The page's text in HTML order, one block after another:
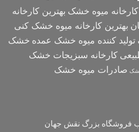
کارخانه میوه خشک بهترین کارخانه
بهترین کارخانه میوه خشک کنی
تولید کننده میوه خشک عمده خشک
کارخانه سبزیجات خشک
صادرات میوه خشک
فروشگاه بزرگ نقش جهان